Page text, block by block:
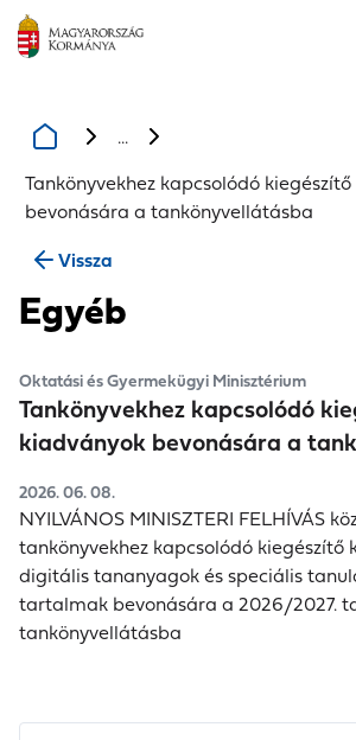
...
Tankönyvekhez kapcsolódó
bevonására a tankönyvellátásba
Vissza
Egyéb
Oktatási és Gyermekügyi Minisztérium
Tankönyvekhez kapcsolódó
kiadványok bevonására a
2026. 06. 08.
NYILVÁNOS MINISZTERI FELHÍVÁS
tankönyvekhez kapcsolódó kiegészítő
digitális tananyagok és speciális
tartalmak bevonására a 2026/2027.
tankönyvellátásba